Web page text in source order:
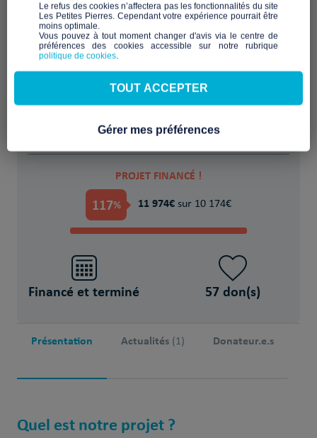
Réhabilitation du bâtiment Sainte Barbe à
Fuveau en 7 logements
POUR
sociale avec objectif de réinsertion
PROJET FINANCÉ !
117% 11 974€ sur 10 174€
Financé et terminé 57 don(s)
Présentation Actualités (1) Donateur.e.s
Quel est notre projet ?
​Le refus des cookies n’affectera pas les fonctionnalités du site
Les Petites Pierres. Cependant votre expérience pourrait être
moins optimale.​
Vous pouvez à tout moment changer d'avis via le centre de
préférences des cookies accessible sur notre rubrique
politique de cookies.
TOUT ACCEPTER
Gérer mes préférences